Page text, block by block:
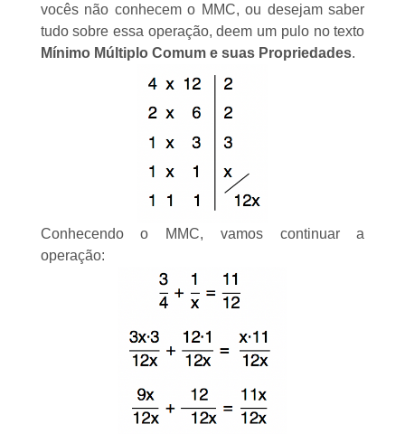
vocês não conhecem o MMC, ou desejam saber
tudo sobre essa operação, deem um pulo no texto
Mínimo Múltiplo Comum e suas Propriedades.
Conhecendo o MMC, vamos continuar a
operação: